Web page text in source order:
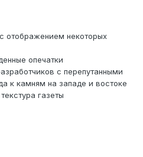
отображением некоторых
опечатки
с перепутанными
к камням на западе и востоке
газеты